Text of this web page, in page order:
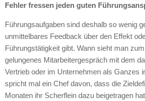
Fehler fressen jeden guten
Führungsaufgaben sind deshalb so wenig
unmittelbares Feedback über den Effekt
Führungstätigkeit gibt. Wann sieht man
gelungenes Mitarbeitergespräch mit dem
Vertrieb oder im Unternehmen als Ganzes
spricht mal ein Chef davon, dass die
Monaten ihr Scherflein dazu beigetragen